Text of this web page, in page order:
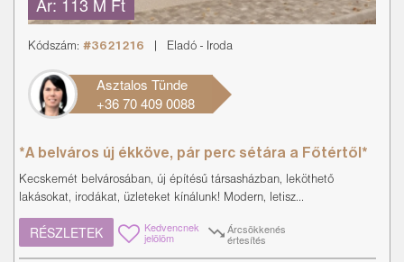
Kódszám: #3621216 Eladó - Iroda
Asztalos Tünde
+36 70 409 0088
*A belváros új ékköve, pár perc sétára a Főtértől*
Kecskemét belvárosában, új építésű társasházban, leköthető
lakásokat, irodákat, üzleteket kínálunk! Modern, letisz...
RÉSZLETEK Kedvencnek
jelölöm
Árcsökkenés
értesítés